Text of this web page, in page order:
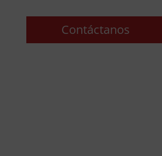
Contáctanos